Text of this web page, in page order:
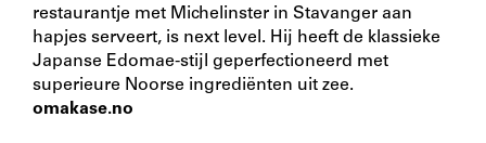
restaurantje met Michelinster in Stavanger aan
hapjes serveert, is next level. Hij heeft de klassieke
Japanse Edomae-stijl geperfectioneerd met
superieure Noorse ingrediënten uit zee.
omakase.no